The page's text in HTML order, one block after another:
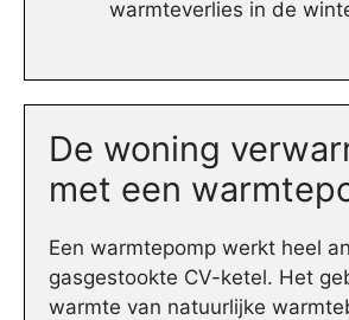
warmteverlies in de
De woning
met een
Een warmtepomp werkt heel
gasgestookte CV-ketel. Het
warmte van natuurlijke